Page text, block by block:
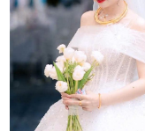
nhà thiết kế
Chúng tôi mang
nhật,hoa khai
đặc biệt là các
kỹ lưỡng.